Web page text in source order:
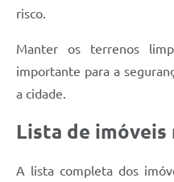
risco.
Manter os terrenos
importante para a
a cidade.
Lista de
A lista completa dos